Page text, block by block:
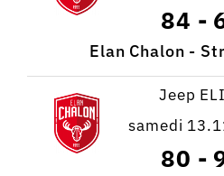
84 -
Elan Chalon -
Jeep
samedi
80 -